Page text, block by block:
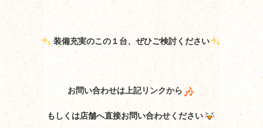
装備充実のこの１台、ぜひご検討ください
お問い合わせは上記リンクから
もしくは店舗へ直接お問い合わせください